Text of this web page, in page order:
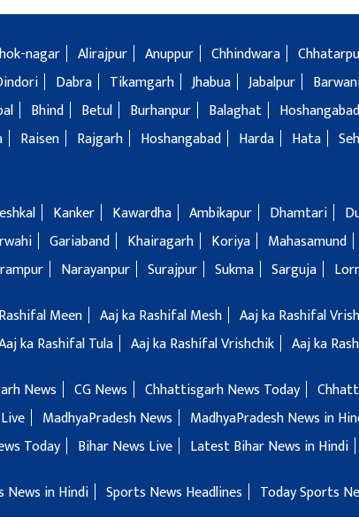
nagar Alirajpur Anuppur Chhindwara
Dabra Tikamgarh Jhabua Jabalpur
Bhind Betul Burhanpur Balaghat Hoshangabad
Raisen Rajgarh Hoshangabad Harda Hata
Kanker Kawardha Ambikapur Dhamtari
Gariaband Khairagarh Koriya Mahasamund
Narayanpur Surajpur Sukma Sarguja
Meen Aaj ka Rashifal Mesh Aaj ka Rashifal
ka Rashifal Tula Aaj ka Rashifal Vrishchik Aaj ka
News CG News Chhattisgarh News Today
MadhyaPradesh News MadhyaPradesh News in
Today Bihar News Live Latest Bihar News in Hindi
News in Hindi Sports News Headlines Today Sports